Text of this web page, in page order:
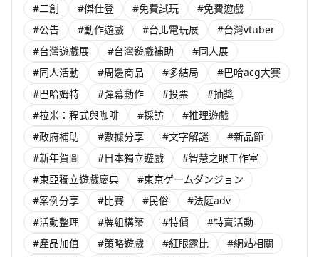
#二創 #傑仕登 #免費試玩
#免費遊戲
#公告
#動作遊戲 #台北電玩展
#台灣vtuber
#台灣遊戲展
#台灣遊戲補助
#同人展
#同人活動
#周邊商品 #多結局
#巴哈acg大賽
#巴哈姆特
#彈幕動作 #投票
#抽獎
#拉米：程式與咖啡
#採訪
#推理遊戲
#政府補助
#數據分享 #文字解謎
#新品節
#新年賀圖
#日本獨立遊戲
#智慧之眼工作室
#東亞獨立遊戲慶典
#東京ゲームダンジョン
#案例分享
#比賽 #民俗
#法庭adv
#活動整理
#牌組構築 #特價
#特賣活動
#產品加值
#策略遊戲 #紅眼露比
#網站相關